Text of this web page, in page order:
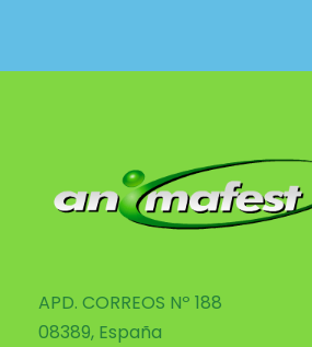
APD. CORREOS Nº 188
08389, España